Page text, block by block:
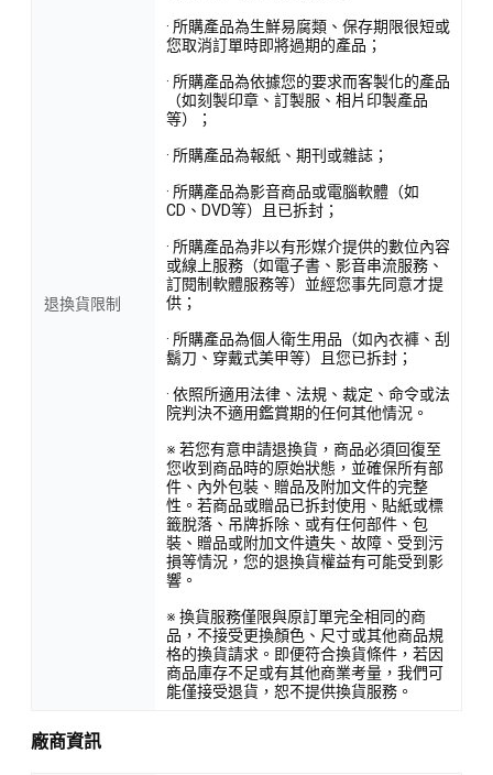
退換貨限制
· 所購產品為生鮮易腐類、保存期限很短或
您取消訂單時即將過期的產品；
· 所購產品為依據您的要求而客製化的產品
（如刻製印章、訂製服、相片印製產品
等）；
· 所購產品為報紙、期刊或雜誌；
· 所購產品為影音商品或電腦軟體（如
CD、DVD等）且已拆封；
· 所購產品為非以有形媒介提供的數位內容
或線上服務（如電子書、影音串流服務、
訂閱制軟體服務等）並經您事先同意才提
供；
· 所購產品為個人衛生用品（如內衣褲、刮
鬍刀、穿戴式美甲等）且您已拆封；
· 依照所適用法律、法規、裁定、命令或法
院判決不適用鑑賞期的任何其他情況。
※ 若您有意申請退換貨，商品必須回復至
您收到商品時的原始狀態，並確保所有部
件、內外包裝、贈品及附加文件的完整
性。若商品或贈品已拆封使用、貼紙或標
籤脫落、吊牌拆除、或有任何部件、包
裝、贈品或附加文件遺失、故障、受到污
損等情況，您的退換貨權益有可能受到影
響。
※ 換貨服務僅限與原訂單完全相同的商
品，不接受更換顏色、尺寸或其他商品規
格的換貨請求。即便符合換貨條件，若因
商品庫存不足或有其他商業考量，我們可
能僅接受退貨，恕不提供換貨服務。
廠商資訊